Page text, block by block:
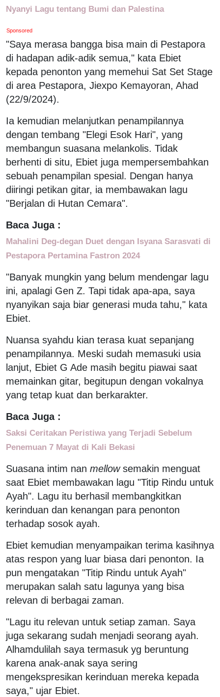
Nyanyi Lagu tentang Bumi dan Palestina
Sponsored
"Saya merasa bangga bisa main di Pestapora
di hadapan adik-adik semua," kata Ebiet
kepada penonton yang memehui Sat Set Stage
di area Pestapora, Jiexpo Kemayoran, Ahad
(22/9/2024).
Ia kemudian melanjutkan penampilannya
dengan tembang "Elegi Esok Hari", yang
membangun suasana melankolis. Tidak
berhenti di situ, Ebiet juga mempersembahkan
sebuah penampilan spesial. Dengan hanya
diiringi petikan gitar, ia membawakan lagu
"Berjalan di Hutan Cemara".
Baca Juga :
Mahalini Deg-degan Duet dengan Isyana Sarasvati di
Pestapora Pertamina Fastron 2024
"Banyak mungkin yang belum mendengar lagu
ini, apalagi Gen Z. Tapi tidak apa-apa, saya
nyanyikan saja biar generasi muda tahu," kata
Ebiet.
Nuansa syahdu kian terasa kuat sepanjang
penampilannya. Meski sudah memasuki usia
lanjut, Ebiet G Ade masih begitu piawai saat
memainkan gitar, begitupun dengan vokalnya
yang tetap kuat dan berkarakter.
Baca Juga :
Saksi Ceritakan Peristiwa yang Terjadi Sebelum
Penemuan 7 Mayat di Kali Bekasi
Suasana intim nan mellowsemakin menguat
saat Ebiet membawakan lagu "Titip Rindu untuk
Ayah". Lagu itu berhasil membangkitkan
kerinduan dan kenangan para penonton
terhadap sosok ayah.
Ebiet kemudian menyampaikan terima kasihnya
atas respon yang luar biasa dari penonton. Ia
pun mengatakan "Titip Rindu untuk Ayah"
merupakan salah satu lagunya yang bisa
relevan di berbagai zaman.
"Lagu itu relevan untuk setiap zaman. Saya
juga sekarang sudah menjadi seorang ayah.
Alhamdulilah saya termasuk yg beruntung
karena anak-anak saya sering
mengekspresikan kerinduan mereka kepada
saya," ujar Ebiet.